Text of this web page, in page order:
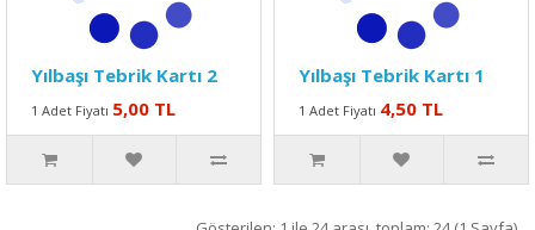
Yılbaşı Tebrik Kartı 2
1 Adet Fiyatı 5,00 TL
Yılbaşı Tebrik Kartı 1
1 Adet Fiyatı 4,50 TL